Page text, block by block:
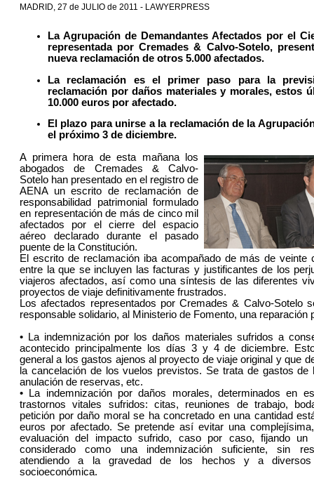
MADRID, 27 de JULIO de 2011 - LAWYERPRESS
La Agrupación de Demandantes Afectados por el
representada por Cremades & Calvo-Sotelo,
nueva reclamación de otros 5.000 afectados.
La reclamación es el primer paso para la
reclamación por daños materiales y morales, estos
10.000 euros por afectado.
El plazo para unirse a la reclamación de la
el próximo 3 de diciembre.
A primera hora de esta mañana los
abogados de Cremades & Calvo-
Sotelo han presentado en el registro de
AENA un escrito de reclamación de
responsabilidad patrimonial formulado
en representación de más de cinco mil
afectados por el cierre del espacio
aéreo declarado durante el pasado
puente de la Constitución.
El escrito de reclamación iba acompañado de más de veinte
entre la que se incluyen las facturas y justificantes de los
viajeros afectados, así como una síntesis de las diferentes
proyectos de viaje definitivamente frustrados.
Los afectados representados por Cremades & Calvo-Sotelo
responsable solidario, al Ministerio de Fomento, una reparación
• La indemnización por los daños materiales sufridos a
acontecido principalmente los días 3 y 4 de diciembre.
general a los gastos ajenos al proyecto de viaje original y que
la cancelación de los vuelos previstos. Se trata de gastos de
anulación de reservas, etc.
• La indemnización por daños morales, determinados en
trastornos vitales sufridos: citas, reuniones de trabajo,
petición por daño moral se ha concretado en una cantidad
euros por afectado. Se pretende así evitar una
evaluación del impacto sufrido, caso por caso, fijando
considerado como una indemnización suficiente, sin
atendiendo a la gravedad de los hechos y a diversos
socioeconómica.